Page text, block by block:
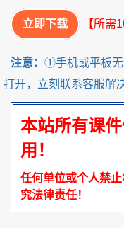
立即下载 【所需
注意： ①手机或平板
打开，立刻联系客服解决
本站所有课
用！
任何单位或个人禁
究法律责任！